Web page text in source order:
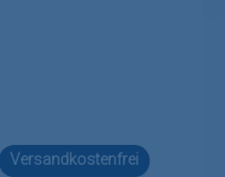
Versandkostenfrei